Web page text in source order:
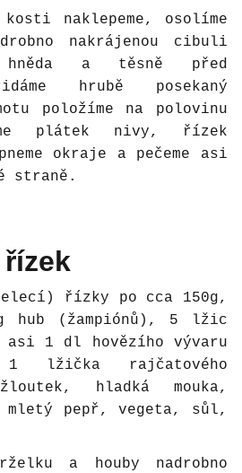
naklepeme, osolíme
nakrájenou cibuli
hněda a těsně před
hrubě posekaný
položíme na polovinu
plátek nivy, řízek
okraje a pečeme asi
straně.
řízky po cca 150g,
hub (žampiónů), 5 lžic
asi 1 dl hovězího vývaru
lžička rajčatového
hladká mouka,
mletý pepř, vegeta, sůl,
a houby nadrobno